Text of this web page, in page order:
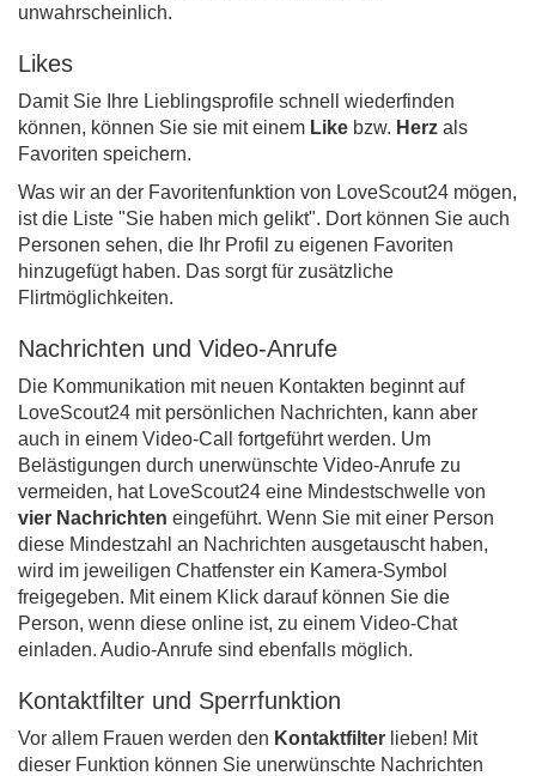
unwahrscheinlich.
Likes
Damit Sie Ihre Lieblingsprofile schnell wiederfinden
können, können Sie sie mit einem Like bzw. Herz als
Favoriten speichern.
Was wir an der Favoritenfunktion von LoveScout24 mögen,
ist die Liste "Sie haben mich gelikt". Dort können Sie auch
Personen sehen, die Ihr Profil zu eigenen Favoriten
hinzugefügt haben. Das sorgt für zusätzliche
Flirtmöglichkeiten.
Nachrichten und Video-Anrufe
Die Kommunikation mit neuen Kontakten beginnt auf
LoveScout24 mit persönlichen Nachrichten, kann aber
auch in einem Video-Call fortgeführt werden. Um
Belästigungen durch unerwünschte Video-Anrufe zu
vermeiden, hat LoveScout24 eine Mindestschwelle von
vier Nachrichten eingeführt. Wenn Sie mit einer Person
diese Mindestzahl an Nachrichten ausgetauscht haben,
wird im jeweiligen Chatfenster ein Kamera-Symbol
freigegeben. Mit einem Klick darauf können Sie die
Person, wenn diese online ist, zu einem Video-Chat
einladen. Audio-Anrufe sind ebenfalls möglich.
Kontaktfilter und Sperrfunktion
Vor allem Frauen werden den Kontaktfilter lieben! Mit
dieser Funktion können Sie unerwünschte Nachrichten